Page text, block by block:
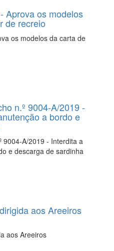
Aprova os modelos
de recreio
os modelos da carta de
n.º 9004-A/2019 -
a bordo e
9004-A/2019 - Interdita a
e descarga de sardinha
aos Areeiros
aos Areeiros